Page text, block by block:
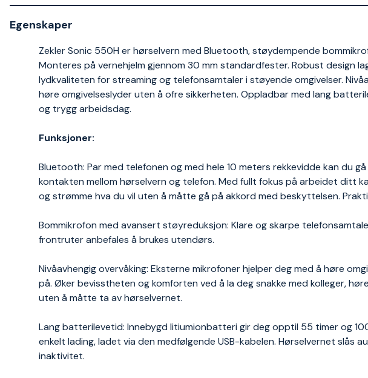
Egenskaper
Zekler Sonic 550H er hørselvern med Bluetooth, støydempende
Monteres på vernehjelm gjennom 30 mm standardfester. Robust design
lydkvaliteten for streaming og telefonsamtaler i støyende omgivelser.
høre omgivelseslyder uten å ofre sikkerheten. Oppladbar med lang
og trygg arbeidsdag.
Funksjoner:
Bluetooth: Par med telefonen og med hele 10 meters rekkevidde kan du
kontakten mellom hørselvern og telefon. Med fullt fokus på arbeidet ditt
og strømme hva du vil uten å måtte gå på akkord med beskyttelsen.
Bommikrofon med avansert støyreduksjon: Klare og skarpe
frontruter anbefales å brukes utendørs.
Nivåavhengig overvåking: Eksterne mikrofoner hjelper deg med å høre
på. Øker bevisstheten og komforten ved å la deg snakke med kolleger,
uten å måtte ta av hørselvernet.
Lang batterilevetid: Innebygd litiumionbatteri gir deg opptil 55 timer og
enkelt lading, ladet via den medfølgende USB-kabelen. Hørselvernet slås
inaktivitet.